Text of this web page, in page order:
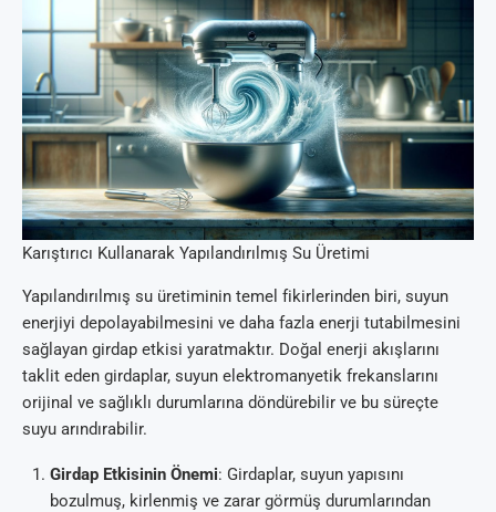
Karıştırıcı Kullanarak Yapılandırılmış Su Üretimi
Yapılandırılmış su üretiminin temel fikirlerinden biri, suyun
enerjiyi depolayabilmesini ve daha fazla enerji tutabilmesini
sağlayan girdap etkisi yaratmaktır. Doğal enerji akışlarını
taklit eden girdaplar, suyun elektromanyetik frekanslarını
orijinal ve sağlıklı durumlarına döndürebilir ve bu süreçte
suyu arındırabilir.
Girdap Etkisinin Önemi: Girdaplar, suyun yapısını
bozulmuş, kirlenmiş ve zarar görmüş durumlarından